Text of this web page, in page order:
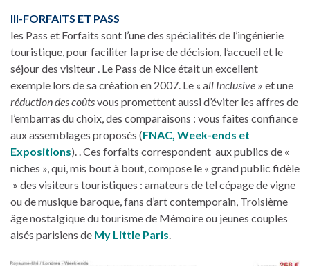
III-FORFAITS ET PASS
les Pass et Forfaits sont l’une des spécialités de l’ingénierie
touristique, pour faciliter la prise de décision, l’accueil et le
séjour des visiteur . Le Pass de Nice était un excellent
exemple lors de sa création en 2007. Le « all Inclusive » et une
réduction des coûtsvous promettent aussi d’éviter les affres de
l’embarras du choix, des comparaisons : vous faites confiance
aux assemblages proposés (FNAC, Week-ends et
Expositions). . Ces forfaits correspondent aux publics de «
niches », qui, mis bout à bout, compose le « grand public fidèle
» des visiteurs touristiques : amateurs de tel cépage de vigne
ou de musique baroque, fans d’art contemporain, Troisième
âge nostalgique du tourisme de Mémoire ou jeunes couples
aisés parisiens de My Little Paris.